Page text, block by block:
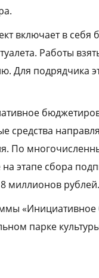
включает в себя
Работы
Для подрядчика
средства
По
этапе сбора
миллионов рублей.
парке